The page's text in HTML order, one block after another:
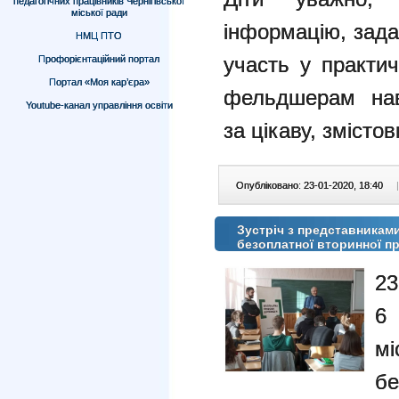
міської ради
НМЦ ПТО
Профорієнтаційний портал
Портал «Моя кар’єра»
Youtube-канал управління освіти
інформацію,
участь у
фельдшерам
за цікаву,
Опубліковано: 23-01-2020, 18:40 |
Зустріч з
безоплатної вторинної
6